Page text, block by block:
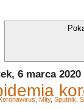
6 marca 2020
Mity, Sputnik